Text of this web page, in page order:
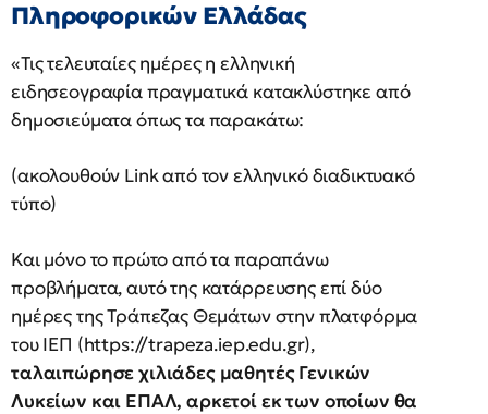
Πληροφορικών Ελλάδας
«Τις τελευταίες ημέρες η ελληνική
ειδησεογραφία πραγματικά κατακλύστηκε από
δημοσιεύματα όπως τα παρακάτω:
(ακολουθούν Link από τον ελληνικό διαδικτυακό
τύπο)
Και μόνο το πρώτο από τα παραπάνω
προβλήματα, αυτό της κατάρρευσης επί δύο
ημέρες της Τράπεζας Θεμάτων στην πλατφόρμα
του ΙΕΠ (https://trapeza.iep.edu.gr),
ταλαιπώρησε χιλιάδες μαθητές Γενικών
Λυκείων και ΕΠΑΛ, αρκετοί εκ των οποίων θα